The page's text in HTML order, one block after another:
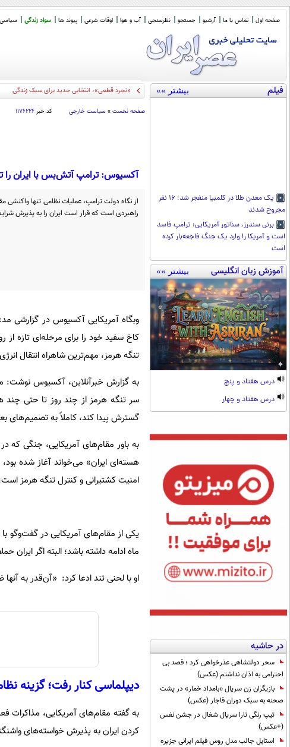
صفحه اول تماس با ما آرشیو جستجو نظرسنجی آب و هوا اوقات شرعی پیوند ها سواد زندگی سیاسی
فیلم بیشتر »»
یک معدن طلا در کلمبیا منفجر شد؛ ۱۶ نفر
مجروح شدند
برنی سندرز، سناتور آمریکایی: ترامپ فاسد
است و آمریکا را وارد یک جنگ فاجعه‌بار کرده
است
آموزش زبان انگلیسی بیشتر »»
درس هفتاد و پنج
درس هفتاد و چهار
در حاشیه
سحر دولتشاهی عذرخواهی کرد ؛ قصد بی
احترامی به اذان نداشتم (عکس)
بازیگران زن سریال «بامداد خمار» در پشت
صحنه به سبک دوران قاجار (عکس)
تیپ رنگی تارا سریال شغال در جشن نفس
(+عکس)
استایل جالب مدل روس فیلم ایرانی جزیره
«تجرد قطعی»، انتخابی جدید برای سبک زندگی
صفحه نخست » سیاست خارجی کد خبر۱۱۷۶۲۲۶
آکسیوس: ترامپ آتش‌بس با ایران را
از نگاه دولت ترامپ، عملیات نظامی تنها
راهبردی است که قرار است ایران را به پذیرش
وبگاه آمریکایی آکسیوس در گزارشی
کاخ سفید خود را برای مرحله‌ای تازه از
تنگه هرمز، مهم‌ترین شاهراه انتقال
به گزارش خبرآنلاین، آکسیوس نوشت:
سر تنگه هرمز از چند روز تا حتی چند
گسترش پیدا کند، کاملاً به تصمیم‌های
به باور مقام‌های آمریکایی، جنگی که
هسته‌ای ایران» می‌خواند آغاز شده
امنیت کشتیرانی و کنترل تنگه هرمز
یکی از مقام‌های آمریکایی در
ماه ادامه داشته باشد؛ البته اگر
او با لحنی تند ادعا کرد: «آن‌قدر به
دیپلماسی کنار رفت؛ گزینه
به گفته مقام‌های آمریکایی، مذاکرات
کردن ایران به پذیرش خواسته‌های